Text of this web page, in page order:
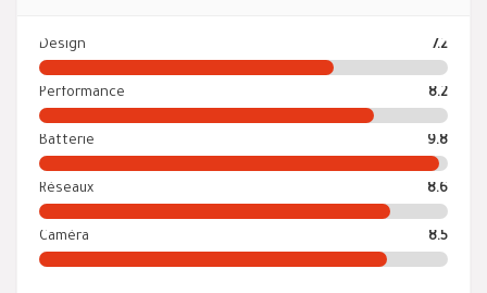
Design 7.2
Performance 8.2
Batterie 9.8
Réseaux 8.6
Caméra 8.5